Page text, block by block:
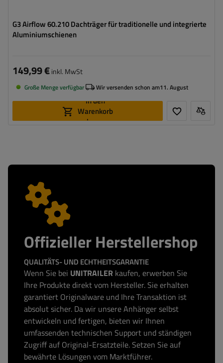
G3 Airflow 60.210 Dachträger für traditionelle und integrierte
Aluminiumschienen
149,99 €inkl. MwSt
Große Menge verfügbar Wir versenden schon am11. August
In den
Warenkorb
legen
Offizieller Herstellershop
QUALITÄTS- UND ECHTHEITSGARANTIE
Wenn Sie bei UNITRAILER kaufen, erwerben Sie
Ihre Produkte direkt vom Hersteller. Sie erhalten
garantiert Originalware und Ihre Transaktion ist
absolut sicher. Da wir unsere Anhänger selbst
entwickeln und fertigen, bieten wir Ihnen
umfassenden technischen Support und ständigen
Zugriff auf Original-Ersatzteile. Setzen Sie auf
bewährte Lösungen vom Marktführer.